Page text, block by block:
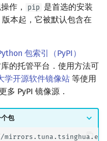
作，
pip 是首选的安装
本起，它被默认包含在
包索引（PyPI）
的托管平台．使用方法可
学开源软件镜像站 等使用
多 PyPI 镜像源．
包